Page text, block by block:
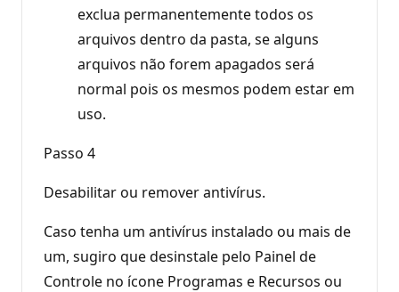
exclua permanentemente todos os
arquivos dentro da pasta, se alguns
arquivos não forem apagados será
normal pois os mesmos podem estar em
uso.
Passo 4
Desabilitar ou remover antivírus.
Caso tenha um antivírus instalado ou mais de
um, sugiro que desinstale pelo Painel de
Controle no ícone Programas e Recursos ou